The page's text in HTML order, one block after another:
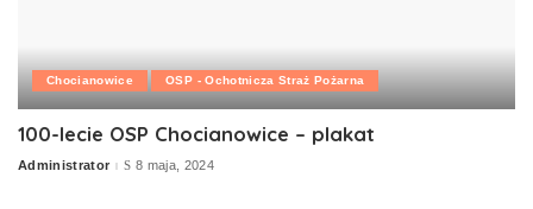
Chocianowice OSP - Ochotnicza Straż Pożarna
100-lecie OSP Chocianowice – plakat
Posted
Administrator 8 maja, 2024